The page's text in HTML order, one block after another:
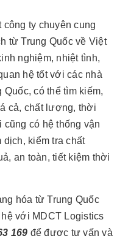
ty chuyên cung
từ Trung Quốc về Việt
nghiệm, nhiệt tình,
hệ tốt với các nhà
có thể tìm kiếm,
cả, chất lượng, thời
có hệ thống vận
dịch, kiểm tra chất
an toàn, tiết kiệm thời
hóa từ Trung Quốc
với MDCT Logistics
169 để được tư vấn và